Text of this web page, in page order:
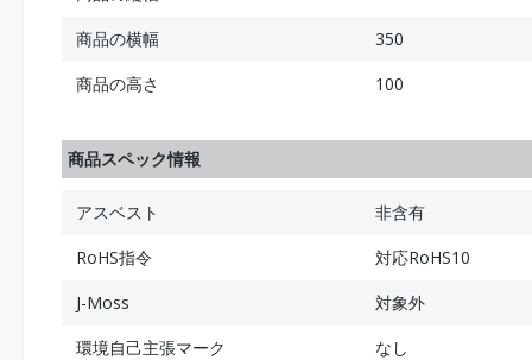
商品の横幅
350
商品の高さ
100
商品スペック情報
アスベスト
非含有
RoHS指令
対応RoHS10
J-Moss
対象外
環境自己主張マーク
なし